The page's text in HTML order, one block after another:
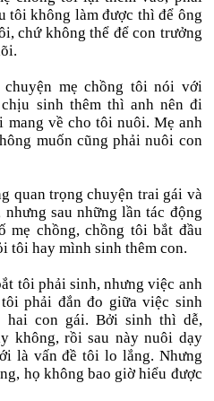
tôi không làm được thì để ông
chứ không thể để con trưởng
mẹ chồng tôi nói với
sinh thêm thì anh nên đi
mang về cho tôi nuôi. Mẹ anh
muốn cũng phải nuôi con
quan trọng chuyện trai gái và
sau những lần tác động
mẹ chồng, chồng tôi bắt đầu
tôi hay mình sinh thêm con.
tôi phải sinh, nhưng việc anh
phải đắn đo giữa việc sinh
con gái. Bởi sinh thì dễ,
không, rồi sau này nuôi dạy
là vấn đề tôi lo lắng. Nhưng
họ không bao giờ hiểu được